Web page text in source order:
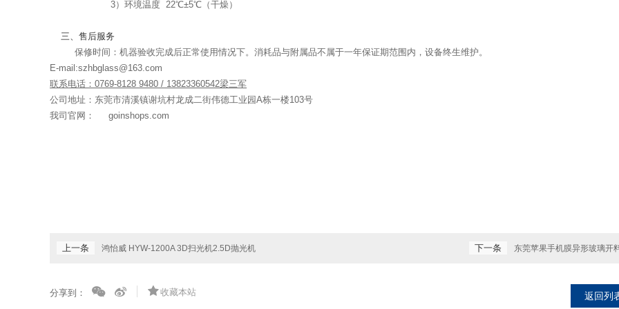
3）环境温度 22℃±5℃（干燥）
三、售后服务
保修时间：机器验收完成后正常使用情况下。消耗品与附属品不属于一年保证期范围内，设备终生维护。
E-mail:szhbglass@163.com
联系电话： 0769-8128 9480 / 13823360542梁三军
公司地址：东莞市清溪镇谢坑村龙成二街伟德工业园A栋一楼103号
我司官网：
goinshops.com
上一条 鸿怡威 HYW-1200A 3D扫光机2.5D抛光机 下一条 东莞苹果手机膜异形玻璃开
分享到： 收藏本站 返回列